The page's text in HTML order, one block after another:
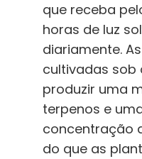
que receba
horas de luz
diariamente.
cultivadas sob
produzir uma
terpenos e
concentração
do que as